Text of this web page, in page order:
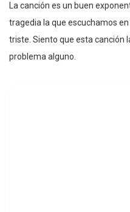
La canción es un buen
tragedia la que escuchamos
triste. Siento que esta canción
problema alguno.